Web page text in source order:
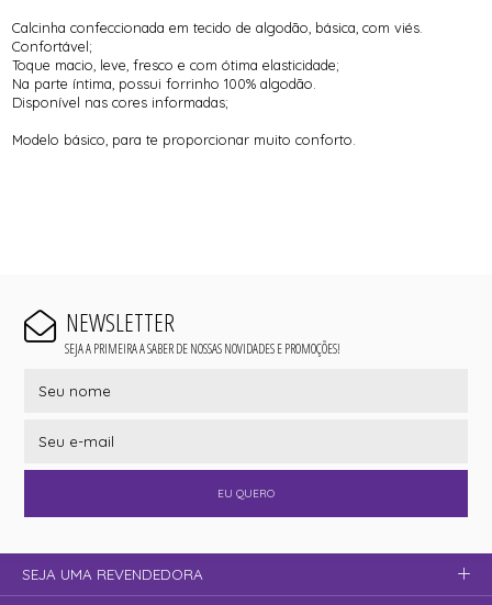
Calcinha confeccionada em tecido de algodão, básica, com viés.
Confortável;
Toque macio, leve, fresco e com ótima elasticidade;
Na parte íntima, possui forrinho 100% algodão.
Disponível nas cores informadas;
Modelo básico, para te proporcionar muito conforto.
NEWSLETTER
SEJA A PRIMEIRA A SABER DE NOSSAS NOVIDADES E PROMOÇÕES!
EU QUERO
SEJA UMA REVENDEDORA